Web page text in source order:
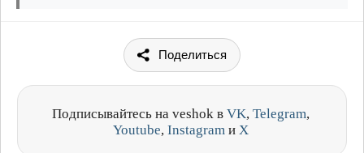
Поделиться
Подписывайтесь на veshok в VK, Telegram,
Youtube, Instagram и X